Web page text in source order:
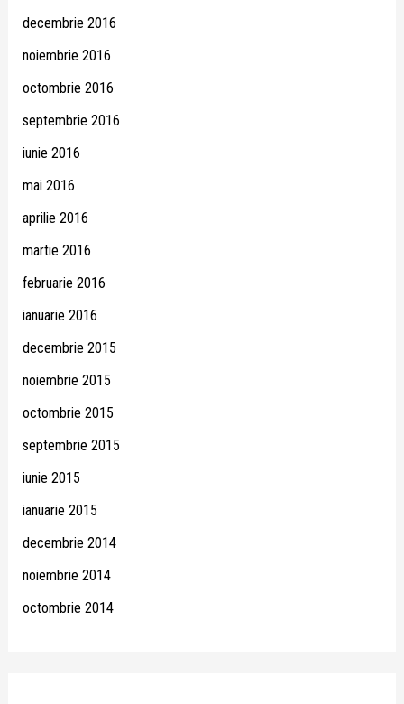
decembrie 2016
noiembrie 2016
octombrie 2016
septembrie 2016
iunie 2016
mai 2016
aprilie 2016
martie 2016
februarie 2016
ianuarie 2016
decembrie 2015
noiembrie 2015
octombrie 2015
septembrie 2015
iunie 2015
ianuarie 2015
decembrie 2014
noiembrie 2014
octombrie 2014